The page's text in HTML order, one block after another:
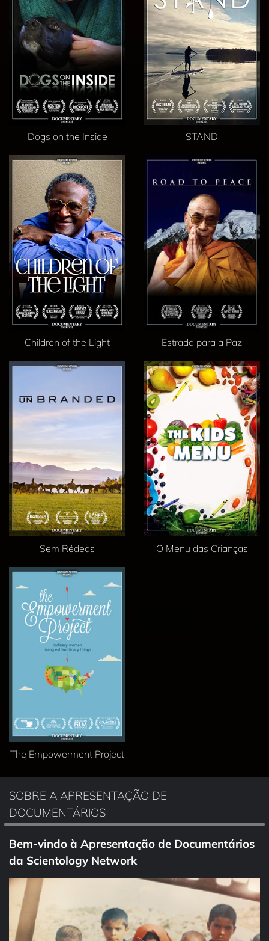
Dogs on the Inside STAND
Children of the Light Estrada para a Paz
Sem Rédeas O Menu das Crianças
The Empowerment Project
SOBRE A APRESENTAÇÃO DE
DOCUMENTÁRIOS
Bem‑vindo à Apresentação de Documentários
da Scientology Network